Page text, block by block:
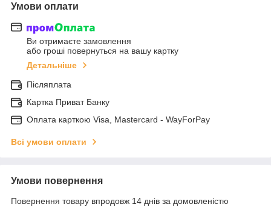
Умови оплати
Ви отримаєте замовлення
або гроші повернуться на вашу картку
Детальніше
Післяплата
Картка Приват Банку
Оплата карткою Visa, Mastercard - WayForPay
Всі умови оплати
Умови повернення
Повернення товару впродовж 14 днів за домовленістю